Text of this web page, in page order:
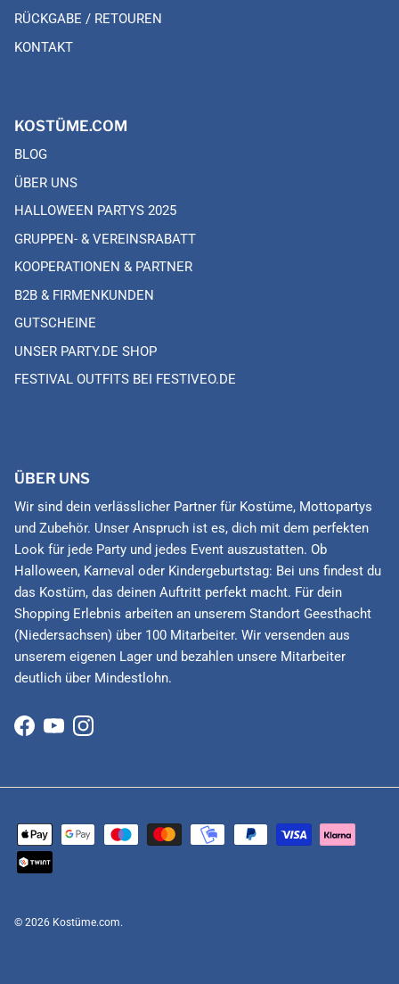
RÜCKGABE / RETOUREN
KONTAKT
KOSTÜME.COM
BLOG
ÜBER UNS
HALLOWEEN PARTYS 2025
GRUPPEN- & VEREINSRABATT
KOOPERATIONEN & PARTNER
B2B & FIRMENKUNDEN
GUTSCHEINE
UNSER PARTY.DE SHOP
FESTIVAL OUTFITS BEI FESTIVEO.DE
ÜBER UNS
Wir sind dein verlässlicher Partner für Kostüme, Mottopartys
und Zubehör. Unser Anspruch ist es, dich mit dem perfekten
Look für jede Party und jedes Event auszustatten. Ob
Halloween, Karneval oder Kindergeburtstag: Bei uns findest du
das Kostüm, das deinen Auftritt perfekt macht. Für dein
Shopping Erlebnis arbeiten an unserem Standort Geesthacht
(Niedersachsen) über 100 Mitarbeiter. Wir versenden aus
unserem eigenen Lager und bezahlen unsere Mitarbeiter
deutlich über Mindestlohn.
Facebook
YouTubeInstagram
© 2026 Kostüme.com.